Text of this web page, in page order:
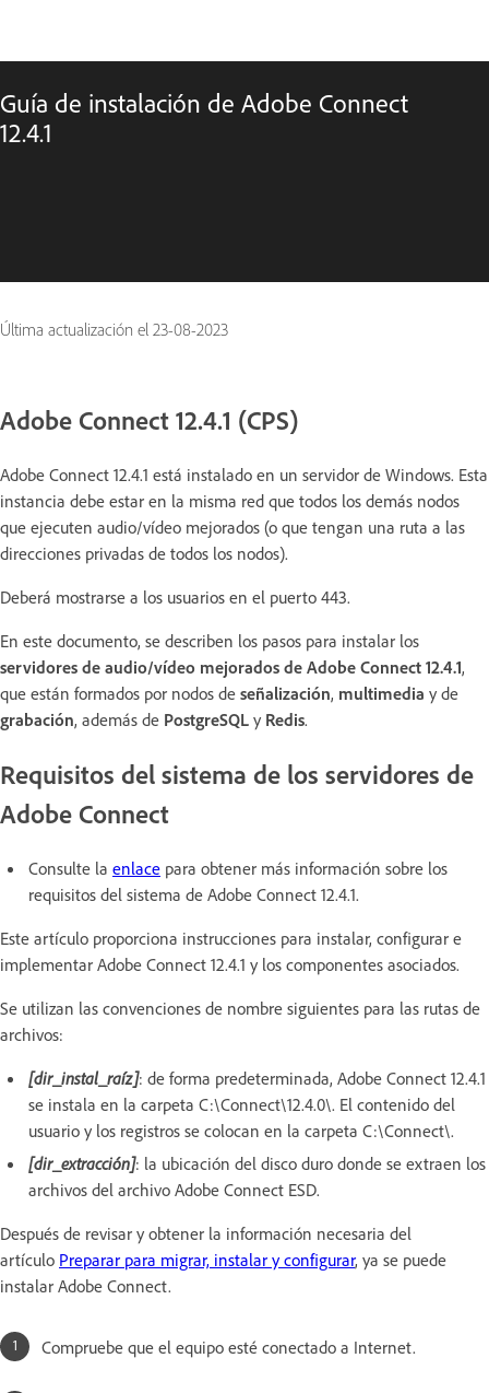
Guía de instalación de Adobe Connect
12.4.1
Última actualización el 23-08-2023
Adobe Connect 12.4.1 (CPS)
Adobe Connect 12.4.1 está instalado en un servidor de Windows. Esta
instancia debe estar en la misma red que todos los demás nodos
que ejecuten audio/vídeo mejorados (o que tengan una ruta a las
direcciones privadas de todos los nodos).
Deberá mostrarse a los usuarios en el puerto 443.
En este documento, se describen los pasos para instalar los
servidores de audio/vídeo mejorados de Adobe Connect 12.4.1,
que están formados por nodos de señalización, multimedia y de
grabación, además de PostgreSQL y Redis.
Requisitos del sistema de los servidores de
Adobe Connect
Consulte la enlace para obtener más información sobre los
requisitos del sistema de Adobe Connect 12.4.1.
Este artículo proporciona instrucciones para instalar, configurar e
implementar Adobe Connect 12.4.1 y los componentes asociados.
Se utilizan las convenciones de nombre siguientes para las rutas de
archivos:
[dir_instal_raíz]: de forma predeterminada, Adobe Connect 12.4.1
se instala en la carpeta C:\Connect\12.4.0\. El contenido del
usuario y los registros se colocan en la carpeta C:\Connect\.
[dir_extracción]: la ubicación del disco duro donde se extraen los
archivos del archivo Adobe Connect ESD.
Después de revisar y obtener la información necesaria del
artículo Preparar para migrar, instalar y configurar, ya se puede
instalar Adobe Connect.
Compruebe que el equipo esté conectado a Internet.